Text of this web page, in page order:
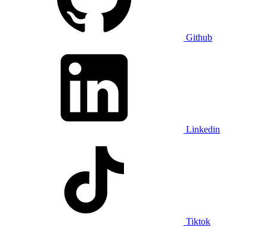
Github
Linkedin
Tiktok